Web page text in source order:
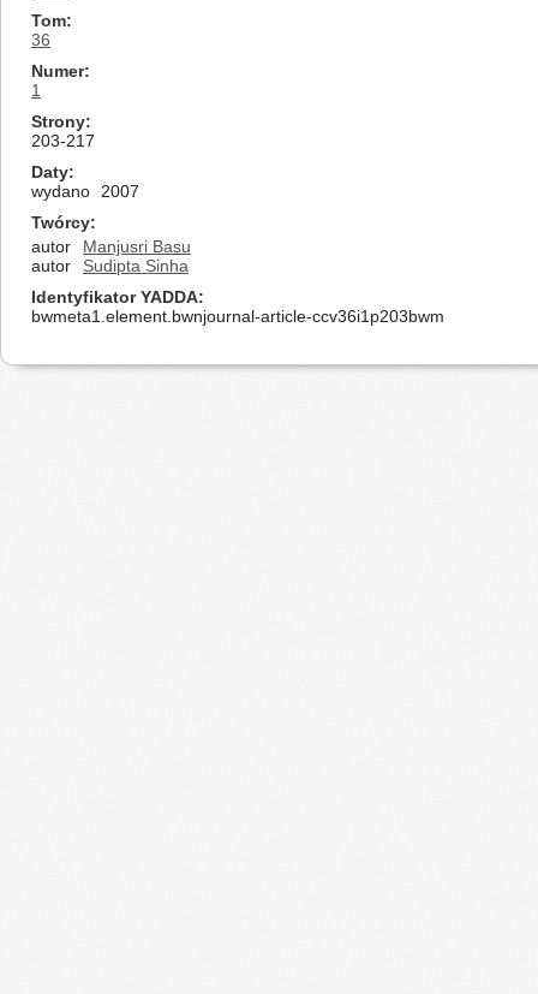
Tom
36
Numer
1
Strony
203-217
Daty
wydano
2007
Twórcy
autor
Manjusri Basu
autor
Sudipta Sinha
Identyfikator YADDA
bwmeta1.element.bwnjournal-article-ccv36i1p203bwm